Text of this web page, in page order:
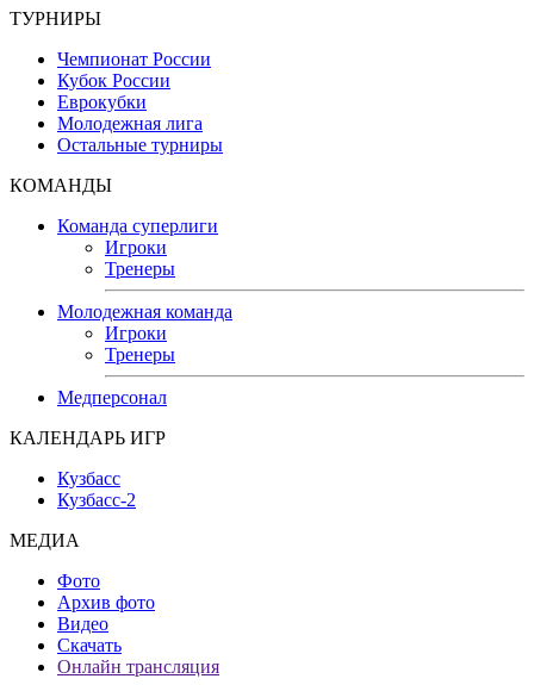
ТУРНИРЫ
Чемпионат России
Кубок России
Еврокубки
Молодежная лига
Остальные турниры
КОМАНДЫ
Команда суперлиги
Игроки
Тренеры
Молодежная команда
Игроки
Тренеры
Медперсонал
КАЛЕНДАРЬ ИГР
Кузбасс
Кузбасс-2
МЕДИА
Фото
Архив фото
Видео
Скачать
Онлайн трансляция